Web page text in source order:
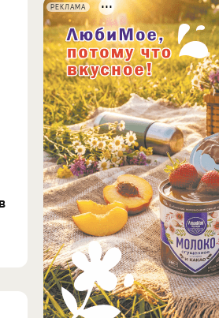
РЕКЛАМА